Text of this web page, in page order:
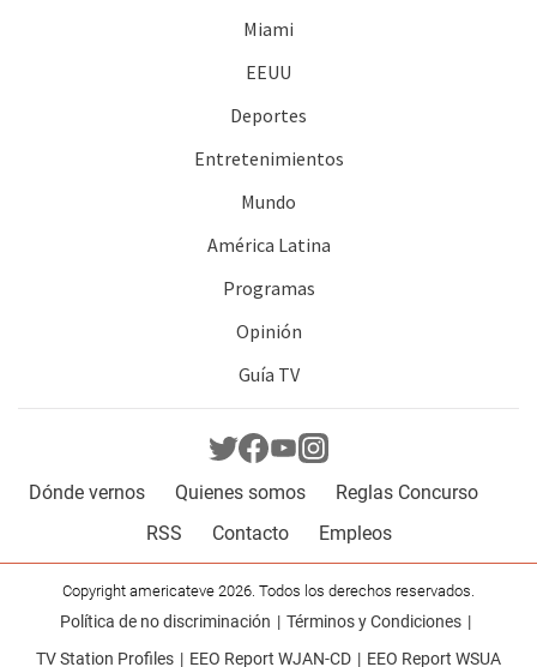
Miami
EEUU
Deportes
Entretenimientos
Mundo
América Latina
Programas
Opinión
Guía TV
Dónde vernos Quienes somos
Reglas Concurso
RSS
Contacto Empleos
Copyright americateve 2026. Todos los derechos reservados.
Política de no discriminación
Términos y Condiciones
TV Station Profiles
EEO Report WJAN-CD EEO Report WSUA